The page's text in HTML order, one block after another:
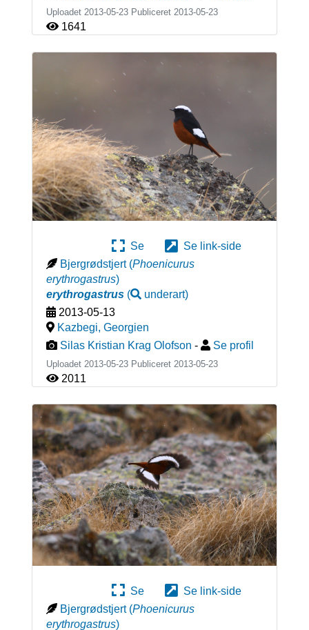
Uploadet 2013-05-23 Publiceret 2013-05-23
1641
Se
Se link-side
Bjergrødstjert (Phoenicurus
erythrogastrus)
erythrogastrus( underart)
2013-05-13
Kazbegi, Georgien
Silas Kristian Krag Olofson - Se profil
Uploadet 2013-05-23 Publiceret 2013-05-23
2011
Se
Se link-side
Bjergrødstjert (Phoenicurus
erythrogastrus)